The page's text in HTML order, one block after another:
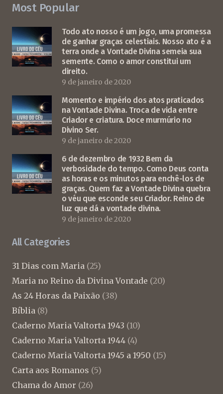
Most Popular
Todo ato nosso é um jogo, uma promessa
de ganhar graças celestiais. Nosso ato é a
terra onde a Vontade Divina semeia sua
semente. Como o amor constitui um
direito.
9 de janeiro de 2020
Momento e império dos atos praticados
na Vontade Divina. Troca de vida entre
Criador e criatura. Doce murmúrio no
Divino Ser.
9 de janeiro de 2020
6 de dezembro de 1932 Bem da
verbosidade do tempo. Como Deus conta
as horas e os minutos para enchê-los de
graças. Quem faz a Vontade Divina quebra
o véu que esconde seu Criador. Reino de
luz que dá a vontade divina.
9 de janeiro de 2020
All Categories
31 Dias com Maria (25)
Maria no Reino da Divina Vontade (20)
As 24 Horas da Paixão (38)
Bíblia (8)
Caderno Maria Valtorta 1943 (10)
Caderno Maria Valtorta 1944 (4)
Caderno Maria Valtorta 1945 a 1950 (15)
Carta aos Romanos (5)
Chama do Amor (26)